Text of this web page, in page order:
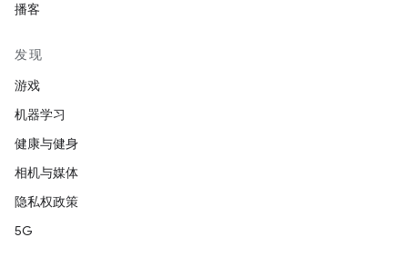
播客
发现
游戏
机器学习
健康与健身
相机与媒体
隐私权政策
5G